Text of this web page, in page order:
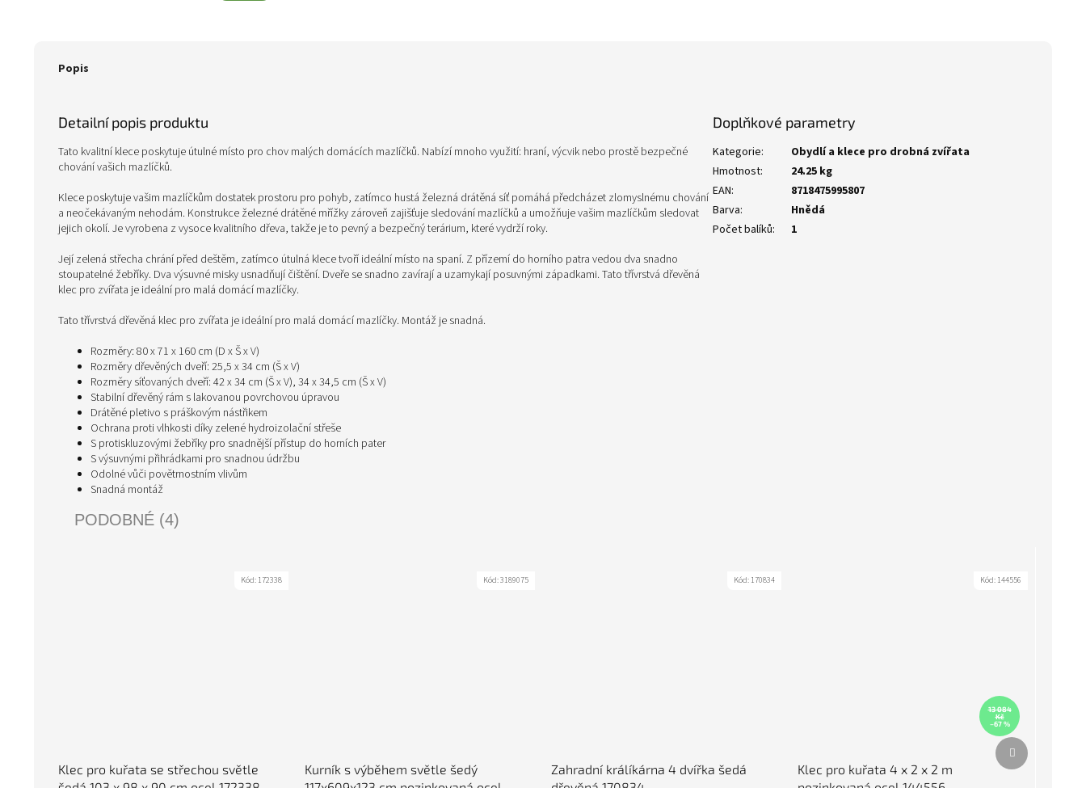
Popis
Detailní popis produktu
Tato kvalitní klece poskytuje útulné místo pro chov malých domácích mazlíčků. Nabízí mnoho využití: hraní, výcvik nebo prostě bezpečné
chování vašich mazlíčků.
Klece poskytuje vašim mazlíčkům dostatek prostoru pro pohyb, zatímco hustá železná drátěná síť pomáhá předcházet zlomyslnému chování
a neočekávaným nehodám. Konstrukce železné drátěné mřížky zároveň zajišťuje sledování mazlíčků a umožňuje vašim mazlíčkům sledovat
jejich okolí. Je vyrobena z vysoce kvalitního dřeva, takže je to pevný a bezpečný terárium, které vydrží roky.
Její zelená střecha chrání před deštěm, zatímco útulná klece tvoří ideální místo na spaní. Z přízemí do horního patra vedou dva snadno
stoupatelné žebříky. Dva výsuvné misky usnadňují čištění. Dveře se snadno zavírají a uzamykají posuvnými západkami. Tato třívrstvá dřevěná
klec pro zvířata je ideální pro malá domácí mazlíčky.
Tato třívrstvá dřevěná klec pro zvířata je ideální pro malá domácí mazlíčky. Montáž je snadná.
Rozměry: 80 x 71 x 160 cm (D x Š x V)
Rozměry dřevěných dveří: 25,5 x 34 cm (Š x V)
Rozměry síťovaných dveří: 42 x 34 cm (Š x V), 34 x 34,5 cm (Š x V)
Stabilní dřevěný rám s lakovanou povrchovou úpravou
Drátěné pletivo s práškovým nástřikem
Ochrana proti vlhkosti díky zelené hydroizolační střeše
S protiskluzovými žebříky pro snadnější přístup do horních pater
S výsuvnými přihrádkami pro snadnou údržbu
Odolné vůči povětrnostním vlivům
Snadná montáž
Doplňkové parametry
Kategorie:
Obydlí a klece pro drobná zvířata
Hmotnost:
24.25 kg
EAN:
8718475995807
Barva:
Hnědá
Počet balíků: 1
PODOBNÉ (4)
Klec pro kuřata se střechou světle
Kód: 172338
Kurník s výběhem světle šedý
Kód:3189075
Zahradní králíkárna 4 dvířka šedá
Kód: 170834
13 084
Kč
–67 %
Klec pro kuřata 4 x 2 x 2 m
Kód: 144556
Další produkt